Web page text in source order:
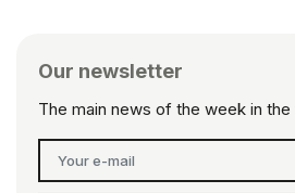
Our newsletter
The main news of the week in